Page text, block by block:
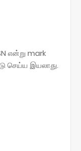
என்று mark
செய்ய இயலாது.